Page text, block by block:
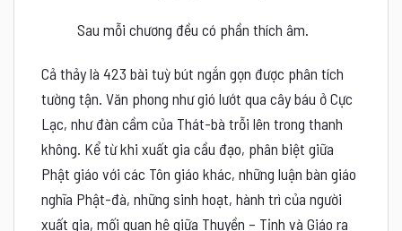
Sau mỗi chương đều có phần thích âm.
Cả thảy là 423 bài tuỳ bút ngắn gọn được phân tích
tường tận. Văn phong như gió lướt qua cây báu ở Cực
Lạc, như đàn cầm của Thát-bà trỗi lên trong thanh
không. Kể từ khi xuất gia cầu đạo, phân biệt giữa
Phật giáo với các Tôn giáo khác, những luận bàn giáo
nghĩa Phật-đà, những sinh hoạt, hành trì của người
xuất gia, mối quan hệ giữa Thuyền – Tịnh và Giáo ra